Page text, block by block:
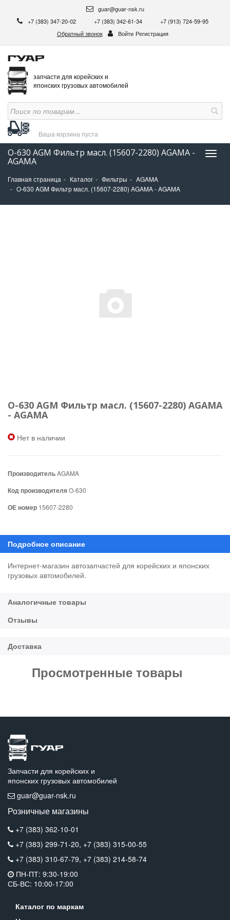
guar@guar-nsk.ru
+7 (383) 347-20-02
+7 (383) 342-61-34
+7 (913) 724-59-95
Обратный звонок
Войти Регистрация
запчасти для корейских и
японских грузовых автомобилей
Ваша корзина пуста
O-630 AGM Фильтр масл. (15607-2280) AGAMA -
AGAMA
Главная страница Каталог Фильтры
AGAMA
O-630 AGM Фильтр масл. (15607-2280) AGAMA - AGAMA
O-630 AGM Фильтр масл. (15607-2280) AGAMA
- AGAMA
Нет в наличии
ПроизводительAGAMA
Код производителяO-630
ОЕ номер 15607-2280
Интернет-магазин автозапчастей для корейских и японских
грузовых автомобилей.
Просмотренные товары
Запчасти для корейских и
японских грузовых автомобилей
guar@guar-nsk.ru
Розничные магазины
+7 (383) 362-10-01
+7 (383) 299-71-20, +7 (383) 315-00-55
+7 (383) 310-67-79, +7 (383) 214-58-74
ПН-ПТ: 9:30-19:00
СБ-ВС: 10:00-17:00
Каталог по маркам